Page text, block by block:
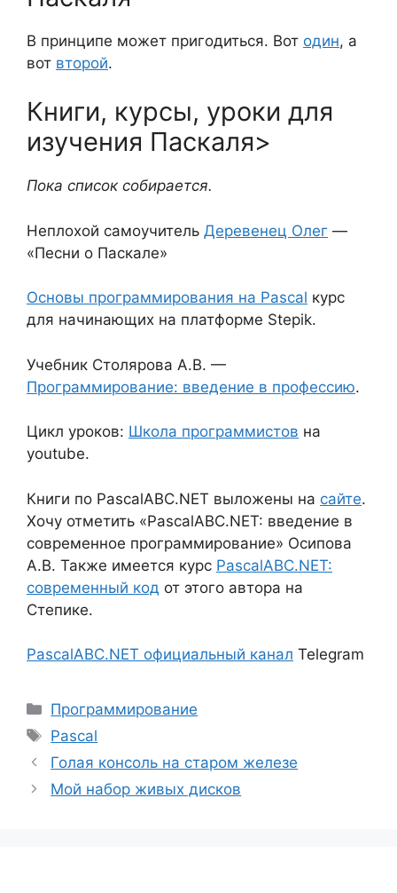
В принципе может пригодиться. Вот один, а
вот второй.
Книги, курсы, уроки для
изучения Паскаля>
Пока список собирается.
Неплохой самоучитель Деревенец Олег —
«Песни о Паскале»
Основы программирования на Pascal курс
для начинающих на платформе Stepik.
Учебник Столярова А.В. —
Программирование: введение в профессию.
Цикл уроков: Школа программистов на
youtube.
Книги по PascalABC.NET выложены на сайте.
Хочу отметить «PascalABC.NET: введение в
современное программирование» Осипова
А.В. Также имеется курс PascalABC.NET:
современный код от этого автора на
Степике.
PascalABC.NET официальный канал Telegram
Рубрики
Программирование
Метки
Pascal
Голая консоль на старом железе
Мой набор живых дисков